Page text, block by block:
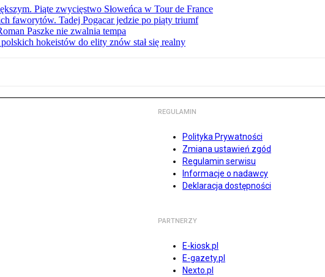
Piąte zwycięstwo Słoweńca w Tour de France
faworytów. Tadej Pogacar jedzie po piąty triumf
Paszke nie zwalnia tempa
hokeistów do elity znów stał się realny
REGULAMIN
Polityka Prywatności
Zmiana ustawień zgód
Regulamin serwisu
Informacje o nadawcy
Deklaracja dostępności
PARTNERZY
E-kiosk.pl
E-gazety.pl
Nexto.pl